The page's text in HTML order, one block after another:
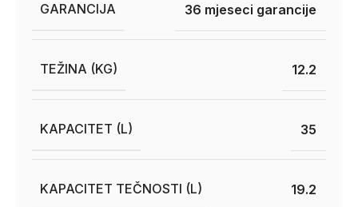
GARANCIJA 36 mjeseci garancije
TEŽINA (KG) 12.2
KAPACITET (L) 35
KAPACITET TEČNOSTI (L) 19.2